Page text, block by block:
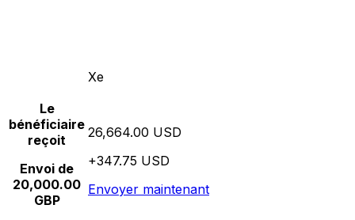
Xe
Le
bénéficiaire
reçoit
Envoi de
20,000.00
GBP
26,664.00 USD
+347.75 USD
Envoyer maintenant